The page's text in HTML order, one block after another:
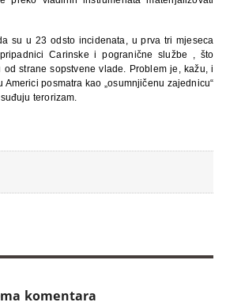
su u 23 odsto incidenata, u prva tri mjeseca
Carinske i pogranične službe , što
strane sopstvene vlade. Problem je, kažu, i
Americi posmatra kao „osumnjičenu zajednicu“
terorizam.
komentara